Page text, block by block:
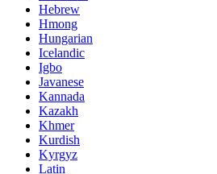
Hebrew
Hmong
Hungarian
Icelandic
Igbo
Javanese
Kannada
Kazakh
Khmer
Kurdish
Kyrgyz
Latin